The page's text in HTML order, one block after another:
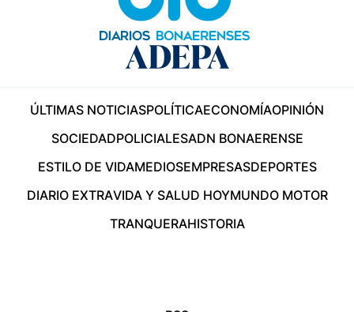
ÚLTIMAS NOTICIASPOLÍTICAECONOMÍAOPINIÓN
SOCIEDADPOLICIALESADN BONAERENSE
ESTILO DE VIDAMEDIOSEMPRESASDEPORTES
DIARIO EXTRAVIDA Y SALUD HOYMUNDO MOTOR
TRANQUERAHISTORIA